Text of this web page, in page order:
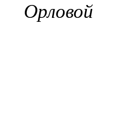
Орловой